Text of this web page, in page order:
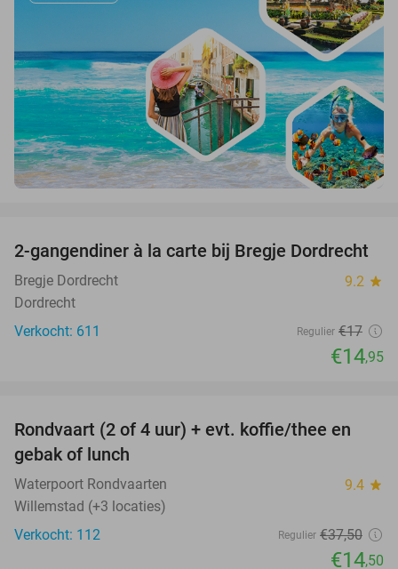
12%
2-gangendiner à la carte bij Bregje Dordrecht
Bregje Dordrecht 9.2 star
Dordrecht
Verkocht: 611
Regulier €17
€14,95
61%
Rondvaart (2 of 4 uur) + evt. koffie/thee en
gebak of lunch
Waterpoort Rondvaarten 9.4 star
Willemstad (+3 locaties)
Verkocht: 112
Regulier €37,50
€14,50